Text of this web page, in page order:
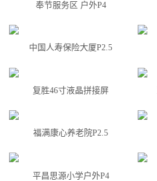
奉节服务区 户外P4
中国人寿保险大厦P2.5
复胜46寸液晶拼接屏
福满康心养老院P2.5
平昌思源小学户外P4